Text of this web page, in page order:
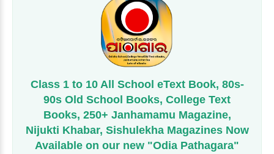
Class 1 to 10 All School eText Book, 80s-
90s Old School Books, College Text
Books, 250+ Janhamamu Magazine,
Nijukti Khabar, Sishulekha Magazines Now
Available on our new "Odia Pathagara"